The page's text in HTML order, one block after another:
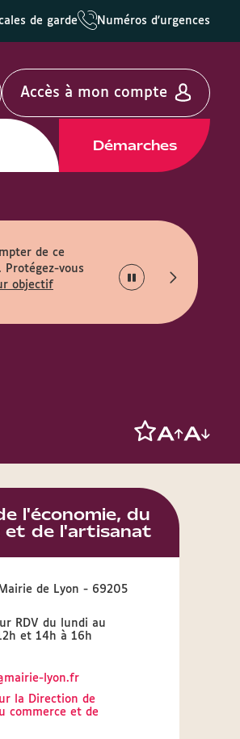
de garde Numéros d'urgences
Accès à mon compte
Démarches
de ce
vous
objectif
l'économie, du
et de l'artisanat
de Lyon - 69205
RDV du lundi au
et 14h à 16h
lyon.fr
la Direction de
commerce et de